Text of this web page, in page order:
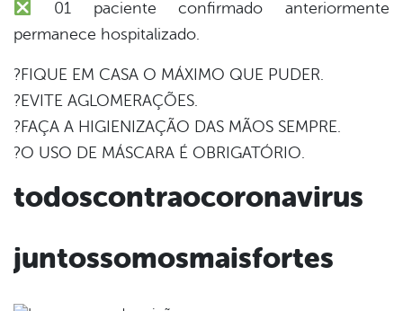
01 paciente confirmado anteriormente
permanece hospitalizado.
?FIQUE EM CASA O MÁXIMO QUE PUDER.
?EVITE AGLOMERAÇÕES.
?FAÇA A HIGIENIZAÇÃO DAS MÃOS SEMPRE.
?O USO DE MÁSCARA É OBRIGATÓRIO.
todoscontraocoronavirus
juntossomosmaisfortes